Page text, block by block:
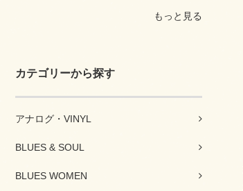
もっと見る
カテゴリーから探す
アナログ・VINYL
BLUES & SOUL
BLUES WOMEN